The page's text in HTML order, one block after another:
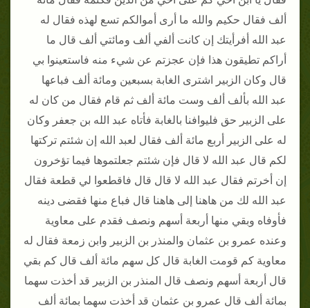
ألف فقال حكيم والله ما أرى أموالكم تسع لهذه فقال له
عبد الله أفرأيتك إن كانت ألفي ألف ومائتي ألف قال ما
أراكم تطيقون هذا فإن عجزتم عن شيء منه فاستعينوا بي
قال وكان الزبير اشترى الغابة بسبعين ومائة ألف فباعها
عبد الله بألف ألف وست مائة ألف ثم قام فقال من كان له
على الزبير حق فليوافنا بالغابة فأتاه عبد الله بن جعفر وكان
له على الزبير أربع مائة ألف فقال لعبد الله إن شئتم تركتها
لكم قال عبد الله لا قال فإن شئتم جعلتموها فيما تؤخرون
إن أخرتم فقال عبد الله لا قال قال فاقطعوا لي قطعة فقال
عبد الله لك من هاهنا إلى هاهنا قال فباع منها فقضى دينه
فأوفاه وبقي منها أربعة أسهم ونصف فقدم على معاوية
وعنده عمرو بن عثمان والمنذر بن الزبير وابن زمعة فقال له
معاوية كم قومت الغابة قال كل سهم مائة ألف قال كم بقي
قال أربعة أسهم ونصف قال المنذر بن الزبير قد أخذت سهما
بمائة ألف قال عمرو بن عثمان قد أخذت سهما بمائة ألف